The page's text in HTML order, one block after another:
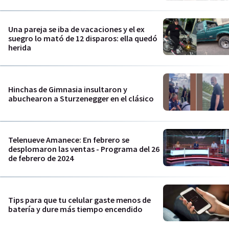
Una pareja se iba de vacaciones y el ex
suegro lo mató de 12 disparos: ella quedó
herida
Hinchas de Gimnasia insultaron y
abuchearon a Sturzenegger en el clásico
Telenueve Amanece: En febrero se
desplomaron las ventas - Programa del 26
de febrero de 2024
Tips para que tu celular gaste menos de
batería y dure más tiempo encendido